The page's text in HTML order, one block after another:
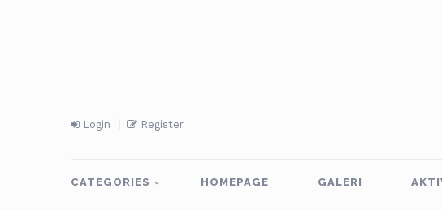
Login Register
CATEGORIES HOMEPAGE GALERI